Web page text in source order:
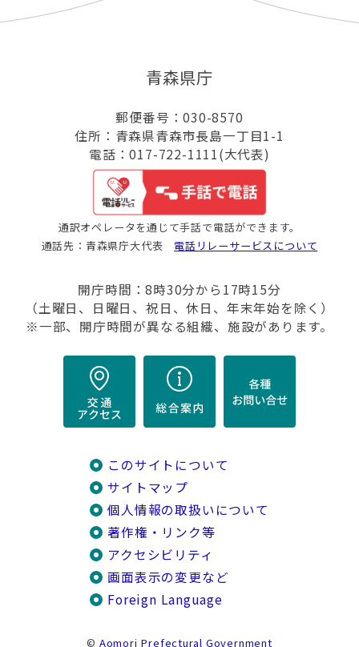
青森県庁
郵便番号：030-8570
住所：青森県青森市長島一丁目1-1
電話：017-722-1111(大代表)
通訳オペレータを通じて手話で電話ができます。
通話先：青森県庁大代表 電話リレーサービスについて
開庁時間：8時30分から17時15分
（土曜日、日曜日、祝日、休日、年末年始を除く）
※一部、開庁時間が異なる組織、施設があります。
このサイトについて
サイトマップ
個人情報の取扱いについて
著作権・リンク等
アクセシビリティ
画面表示の変更など
Foreign Language
© Aomori Prefectural Government